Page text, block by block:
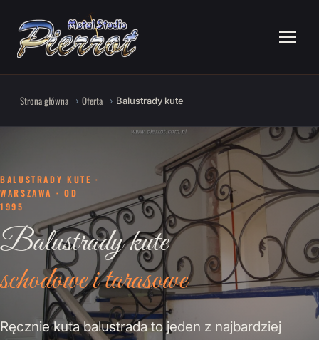
Strona główna Oferta Balustrady kute
BALUSTRADY KUTE ·
WARSZAWA · OD
1995
Balustrady kute
schodowe i tarasowe
Ręcznie kuta balustrada to jeden z najbardziej